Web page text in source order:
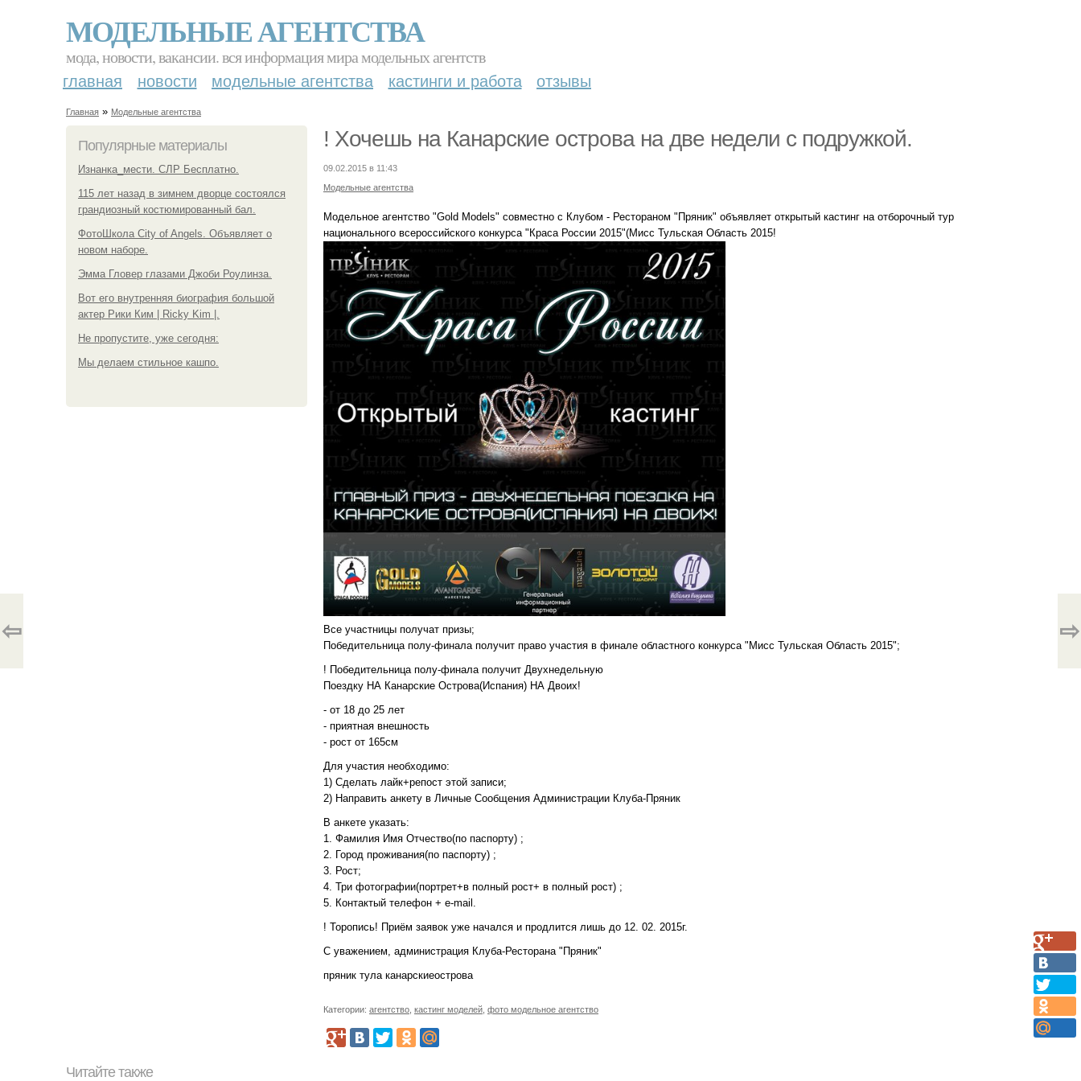
МОДЕЛЬНЫЕ АГЕНТСТВА
мода, новости, вакансии. вся информация мира модельных агентств
главная новости модельные агентства кастинги и работа отзывы
Главная » Модельные агентства
Популярные материалы
Изнанка_мести. СЛР Бесплатно.
115 лет назад в зимнем дворце состоялся
грандиозный костюмированный бал.
ФотоШкола City of Angels. Объявляет о
новом наборе.
Эмма Гловер глазами Джоби Роулинза.
Вот его внутренняя биография большой
актер Рики Ким | Ricky Kim |.
Не пропустите, уже сегодня:
Мы делаем стильное кашпо.
! Хочешь на Канарские острова на две недели с подружкой.
09.02.2015 в 11:43
Модельные агентства
Модельное агентство "Gold Models" совместно с Клубом - Рестораном "Пряник" объявляет открытый кастинг на отборочный тур
национального всероссийского конкурса "Краса России 2015"(Мисс Тульская Область 2015!
Все участницы получат призы;
Победительница полу-финала получит право участия в финале областного конкурса "Мисс Тульская Область 2015";
! Победительница полу-финала получит Двухнедельную
Поездку НА Канарские Острова(Испания) НА Двоих!
- от 18 до 25 лет
- приятная внешность
- рост от 165см
Для участия необходимо:
1) Сделать лайк+репост этой записи;
2) Направить анкету в Личные Сообщения Администрации Клуба-Пряник
В анкете указать:
1. Фамилия Имя Отчество(по паспорту) ;
2. Город проживания(по паспорту) ;
3. Рост;
4. Три фотографии(портрет+в полный рост+ в полный рост) ;
5. Контактый телефон + e-mail.
! Торопись! Приём заявок уже начался и продлится лишь до 12. 02. 2015г.
С уважением, администрация Клуба-Ресторана "Пряник"
пряник тула канарскиеострова
Категории: агентство кастинг моделей фото модельное агентство
⇦ ⇨
Читайте также